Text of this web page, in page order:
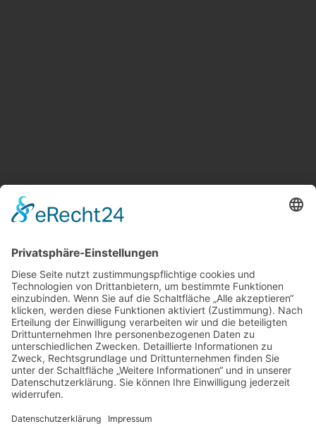
Weitere Informationen
Kontakt
Newsletter
FAQ
Schlagworte
Datenschutz
Impressum